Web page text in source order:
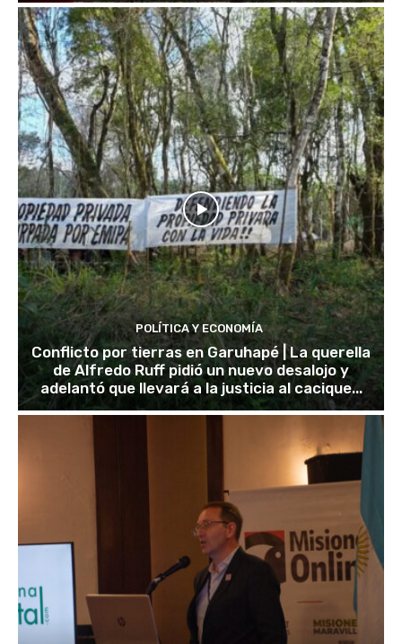
POLÍTICA Y ECONOMÍA
Conflicto por tierras en Garuhapé | La querella
de Alfredo Ruff pidió un nuevo desalojo y
adelantó que llevará a la justicia al cacique...